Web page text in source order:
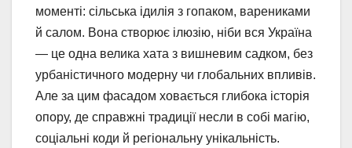
моменті: сільська ідилія з гопаком, варениками
й салом. Вона створює ілюзію, ніби вся Україна
— це одна велика хата з вишневим садком, без
урбаністичного модерну чи глобальних впливів.
Але за цим фасадом ховається глибока історія
опору, де справжні традиції несли в собі магію,
соціальні коди й регіональну унікальність.